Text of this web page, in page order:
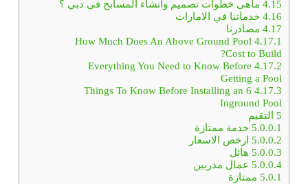
4.15ماهى خطوات تصميم وانشاء المسابح في دبي ؟
4.16خدماتنا في الامارات
4.17مصادرنا
4.17.1
How Much Does An Above Ground Pool
Cost to Build?
4.17.2
Everything You Need to Know Before
Getting a Pool
4.17.3
6 Things To Know Before Installing an
Inground Pool
5التقيم
5.0.0.1خدمة ممتازة
5.0.0.2ارخص الاسعار
5.0.0.3هائل
5.0.0.4عمال مدربين
5.0.1ممتازة